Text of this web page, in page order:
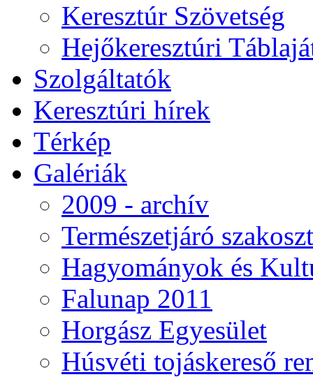
Keresztúr Szövetség
Hejőkeresztúri
Szolgáltatók
Keresztúri hírek
Térkép
Galériák
2009 - archív
Természetjáró
Hagyományok és
Falunap 2011
Horgász Egyesület
Húsvéti tojáskereső